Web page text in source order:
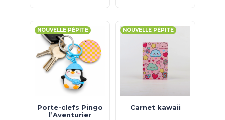
NOUVELLE PÉPITE
Porte-clefs Pingo
l’Aventurier
NOUVELLE PÉPITE
Carnet kawaii